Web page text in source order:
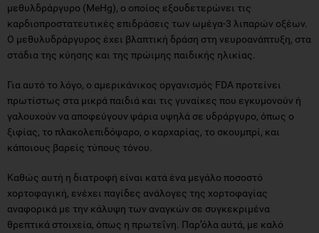
μεθυλδράργυρο (MeHg), ο οποίος εξουδετερώνει τις
καρδιοπροστατευτικές επιδράσεις των ωμέγα-3 λιπαρών οξέων.
Ο μεθυλυδράργυρος έχει βλαπτική δράση στη νευροανάπτυξη, στα
στάδια της κύησης και της πρώιμης παιδικής ηλικίας.
Για αυτό το λόγο, ο αμερικάνικος οργανισμός FDA προτείνει
πρωτίστως στα μικρά παιδιά και τις γυναίκες που εγκυμονούν ή
γαλουχούν να αποφεύγουν ψάρια υψηλά σε υδράργυρο, όπως ο
ξιφίας, το πλακολεπιδόψαρο, ο καρχαρίας, το σκουμπρί, και
κάποιους βαρείς τύπους τόνου.
Καθώς αυτή η διατροφή είναι κατά ένα μεγάλο ποσοστό
χορτοφαγική, ενέχει παγίδες ανάλογες της χορτοφαγίας
αναφορικά με την κάλυψη των αναγκών σε συγκεκριμένα
θρεπτικά στοιχεία, όπως η πρωτεΐνη. Παρ’όλα αυτά, με καλό